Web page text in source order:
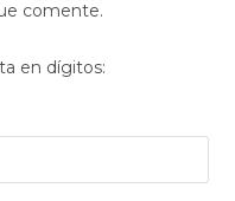
comente.
en dígitos: